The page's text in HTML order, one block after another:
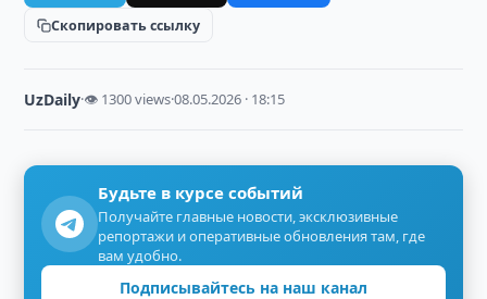
Скопировать ссылку
UzDaily·👁 1300 views·08.05.2026 · 18:15
Будьте в курсе событий
Получайте главные новости, эксклюзивные
репортажи и оперативные обновления там, где
вам удобно.
Подписывайтесь на наш канал